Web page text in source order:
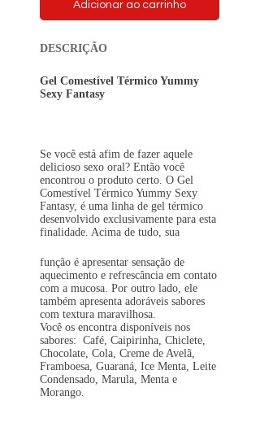
Adicionar ao carrinho
DESCRIÇÃO
Gel Comestível Térmico Yummy
Sexy Fantasy
Se você está afim de fazer aquele
delicioso sexo oral? Então você
encontrou o produto certo. O Gel
Comestível Térmico Yummy Sexy
Fantasy, é uma linha de gel térmico
desenvolvido exclusivamente para esta
finalidade. Acima de tudo, sua
função é apresentar sensação de
aquecimento e refrescância em contato
com a mucosa. Por outro lado, ele
também apresenta adoráveis sabores
com textura maravilhosa.
Você os encontra disponíveis nos
sabores: Café, Caipirinha, Chiclete,
Chocolate, Cola, Creme de Avelã,
Framboesa, Guaraná, Ice Menta, Leite
Condensado, Marula, Menta e
Morango.